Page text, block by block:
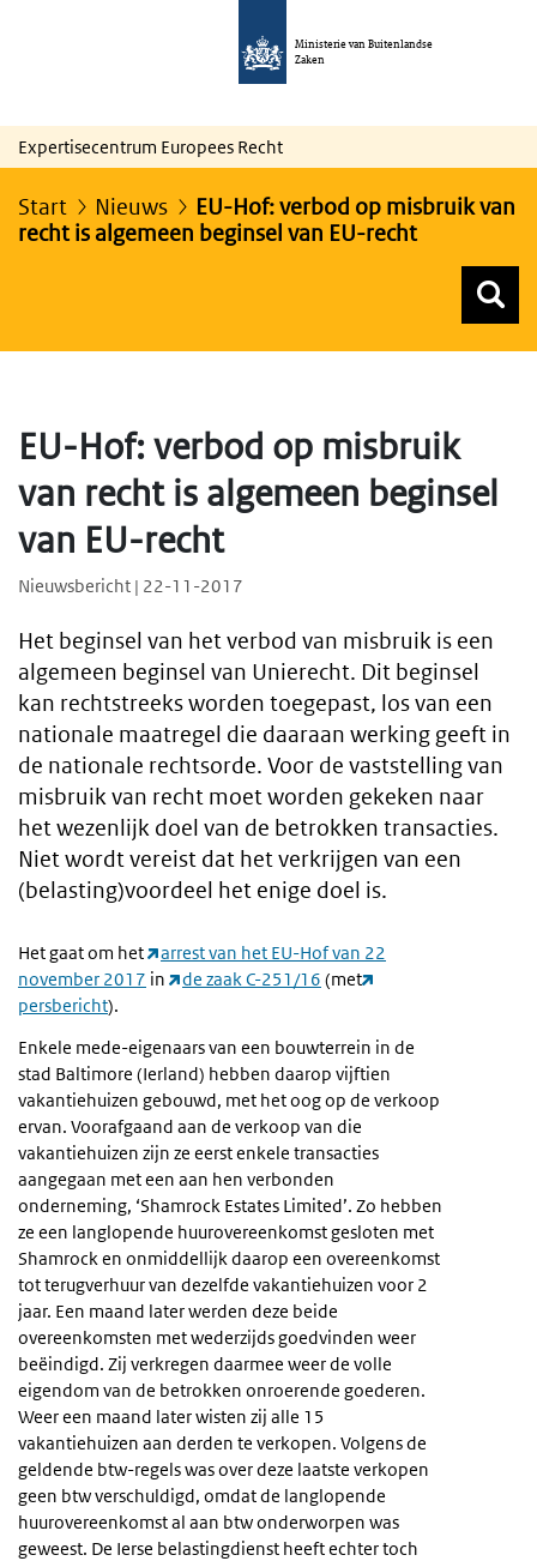
Ministerie van Buitenlandse
Zaken
Expertisecentrum Europees Recht
Start Nieuws
EU-Hof: verbod op misbruik van
recht is algemeen beginsel van EU-recht
EU-Hof: verbod op misbruik
van recht is algemeen beginsel
van EU-recht
Nieuwsbericht | 22-11-2017
Het beginsel van het verbod van misbruik is een
algemeen beginsel van Unierecht. Dit beginsel
kan rechtstreeks worden toegepast, los van een
nationale maatregel die daaraan werking geeft in
de nationale rechtsorde. Voor de vaststelling van
misbruik van recht moet worden gekeken naar
het wezenlijk doel van de betrokken transacties.
Niet wordt vereist dat het verkrijgen van een
(belasting)voordeel het enige doel is.
Het gaat om het
arrest van het EU-Hof van 22
november 2017 in de zaak C-251/16 (met
persbericht).
Enkele mede-eigenaars van een bouwterrein in de
stad Baltimore (Ierland) hebben daarop vijftien
vakantiehuizen gebouwd, met het oog op de verkoop
ervan. Voorafgaand aan de verkoop van die
vakantiehuizen zijn ze eerst enkele transacties
aangegaan met een aan hen verbonden
onderneming, ‘Shamrock Estates Limited’. Zo hebben
ze een langlopende huurovereenkomst gesloten met
Shamrock en onmiddellijk daarop een overeenkomst
tot terugverhuur van dezelfde vakantiehuizen voor 2
jaar. Een maand later werden deze beide
overeenkomsten met wederzijds goedvinden weer
beëindigd. Zij verkregen daarmee weer de volle
eigendom van de betrokken onroerende goederen.
Weer een maand later wisten zij alle 15
vakantiehuizen aan derden te verkopen. Volgens de
geldende btw-regels was over deze laatste verkopen
geen btw verschuldigd, omdat de langlopende
huurovereenkomst al aan btw onderworpen was
geweest. De Ierse belastingdienst heeft echter toch